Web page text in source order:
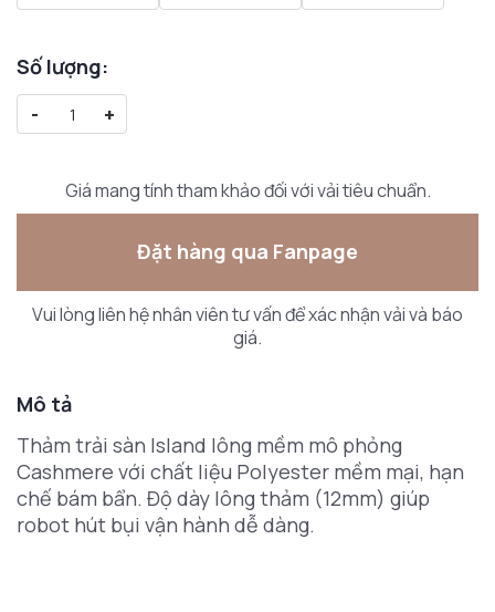
Số lượng:
-
+
Giá mang tính tham khảo đối với vải tiêu chuẩn.
Đặt hàng qua Fanpage
Vui lòng liên hệ nhân viên tư vấn để xác nhận vải và báo
giá.
Mô tả
Thảm trải sàn Island lông mềm mô phỏng
Cashmere với chất liệu Polyester mềm mại, hạn
chế bám bẩn. Độ dày lông thảm (12mm) giúp
robot hút bụi vận hành dễ dàng.